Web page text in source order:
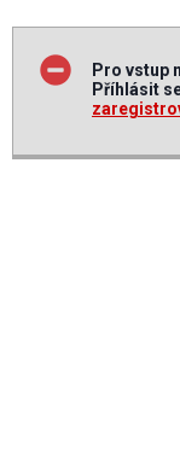
Pro vstup
Příhlásit